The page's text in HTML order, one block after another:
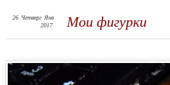
Мои фигурки
26 Четверг Янв
2017